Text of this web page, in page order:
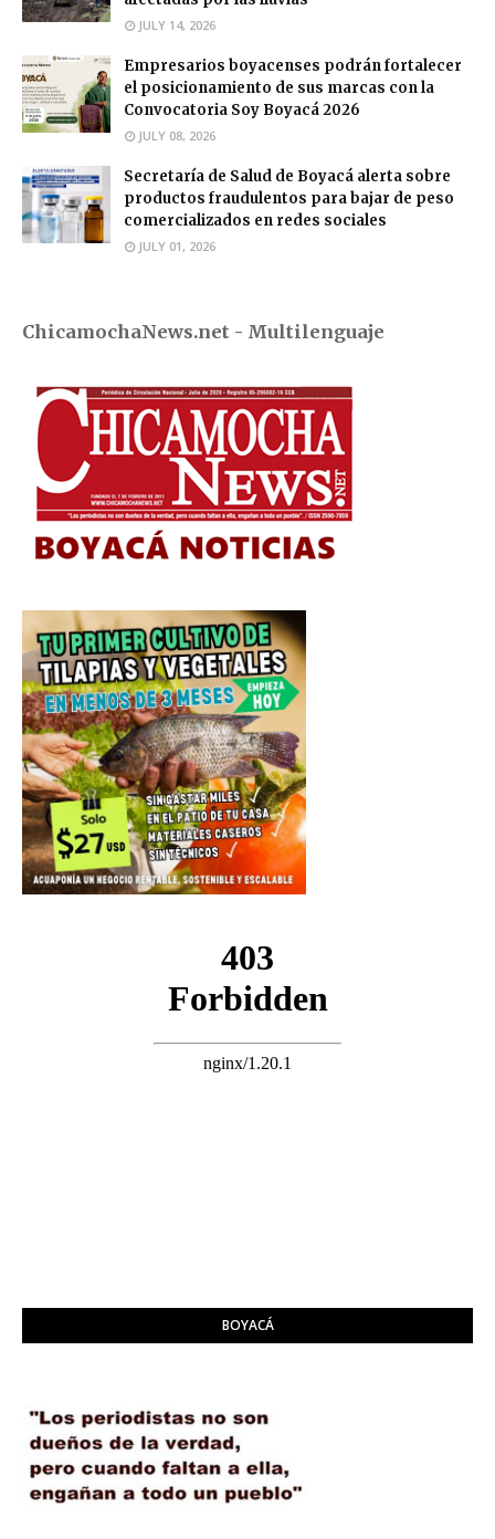
JULY 14, 2026
Empresarios boyacenses podrán fortalecer
el posicionamiento de sus marcas con la
Convocatoria Soy Boyacá 2026
JULY 08, 2026
Secretaría de Salud de Boyacá alerta sobre
productos fraudulentos para bajar de peso
comercializados en redes sociales
JULY 01, 2026
ChicamochaNews.net - Multilenguaje
BOYACÁ